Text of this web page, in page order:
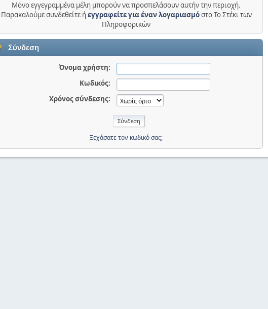
Μόνο εγγεγραμμένα μέλη μπορούν να προσπελάσουν αυτήν την περιοχή.
Παρακαλούμε συνδεθείτε ήεγγραφείτε για έναν λογαριασμόστο Το Στέκι των
Πληροφορικών
Σύνδεση
Όνομα χρήστη:
Κωδικός:
Χρόνος σύνδεσης:
Ξεχάσατε τον κωδικό σας;